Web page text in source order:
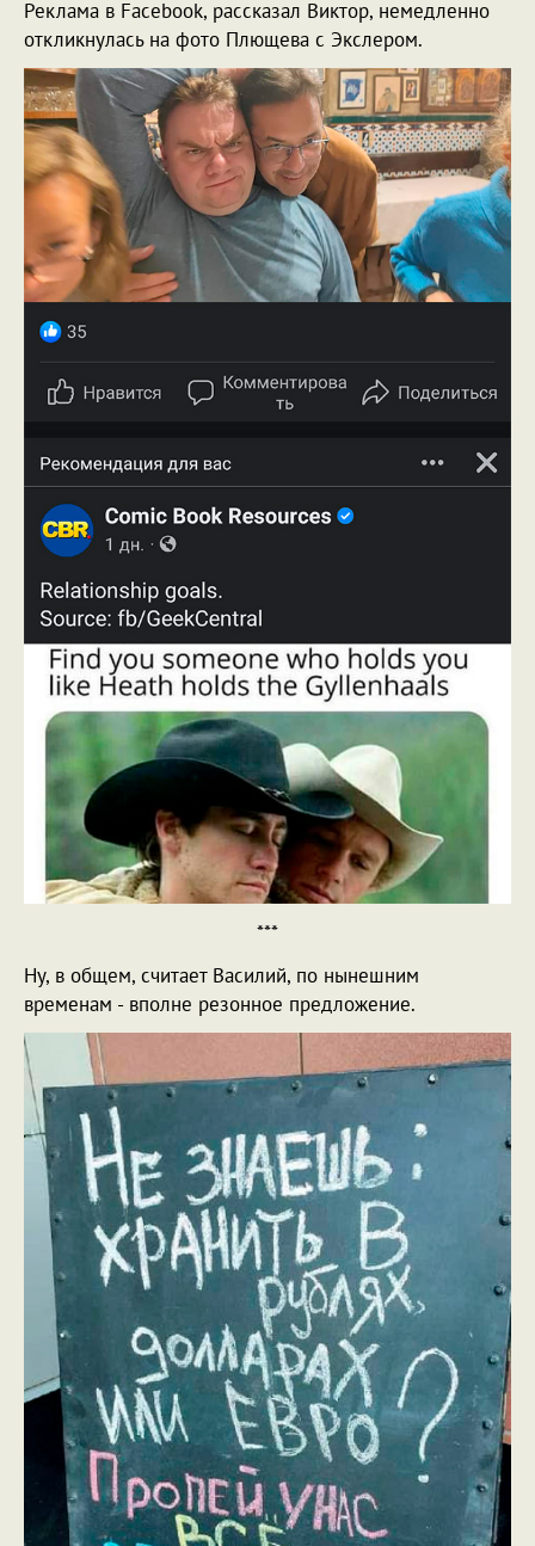
Реклама в Facebook, рассказал Виктор, немедленно
откликнулась на фото Плющева с Экслером.
***
Ну, в общем, считает Василий, по нынешним
временам - вполне резонное предложение.